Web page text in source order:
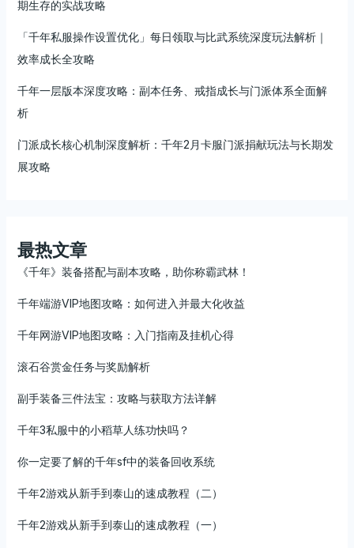
期生存的实战攻略
「千年私服操作设置优化」每日领取与比武系统深度玩法解析｜
效率成长全攻略
千年一层版本深度攻略：副本任务、戒指成长与门派体系全面解
析
门派成长核心机制深度解析：千年2月卡服门派捐献玩法与长期发
展攻略
最热文章
《千年》装备搭配与副本攻略，助你称霸武林！
千年端游VIP地图攻略：如何进入并最大化收益
千年网游VIP地图攻略：入门指南及挂机心得
滚石谷赏金任务与奖励解析
副手装备三件法宝：攻略与获取方法详解
千年3私服中的小稻草人练功快吗？
你一定要了解的千年sf中的装备回收系统
千年2游戏从新手到泰山的速成教程（二）
千年2游戏从新手到泰山的速成教程（一）